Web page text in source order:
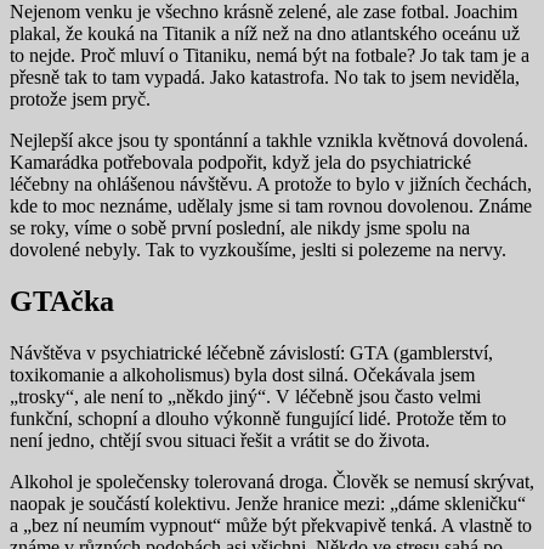
Nejenom venku je všechno krásně zelené, ale zase fotbal. Joachim
plakal, že kouká na Titanik a níž než na dno atlantského oceánu už
to nejde. Proč mluví o Titaniku, nemá být na fotbale? Jo tak tam je a
přesně tak to tam vypadá. Jako katastrofa. No tak to jsem neviděla,
protože jsem pryč.
Nejlepší akce jsou ty spontánní a takhle vznikla květnová dovolená.
Kamarádka potřebovala podpořit, když jela do psychiatrické
léčebny na ohlášenou návštěvu. A protože to bylo v jižních čechách,
kde to moc neznáme, udělaly jsme si tam rovnou dovolenou. Známe
se roky, víme o sobě první poslední, ale nikdy jsme spolu na
dovolené nebyly. Tak to vyzkoušíme, jeslti si polezeme na nervy.
GTAčka
Návštěva v psychiatrické léčebně závislostí: GTA (gamblerství,
toxikomanie a alkoholismus) byla dost silná. Očekávala jsem
„trosky“, ale není to „někdo jiný“. V léčebně jsou často velmi
funkční, schopní a dlouho výkonně fungující lidé. Protože těm to
není jedno, chtějí svou situaci řešit a vrátit se do života.
Alkohol je společensky tolerovaná droga. Člověk se nemusí skrývat,
naopak je součástí kolektivu. Jenže hranice mezi: „dáme skleničku“
a „bez ní neumím vypnout“ může být překvapivě tenká. A vlastně to